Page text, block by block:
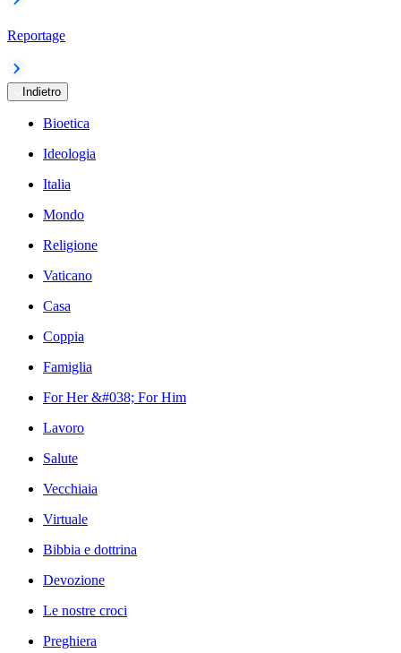
Reportage
Indietro
Bioetica
Ideologia
Italia
Mondo
Religione
Vaticano
Casa
Coppia
Famiglia
For Her &#038; For Him
Lavoro
Salute
Vecchiaia
Virtuale
Bibbia e dottrina
Devozione
Le nostre croci
Preghiera